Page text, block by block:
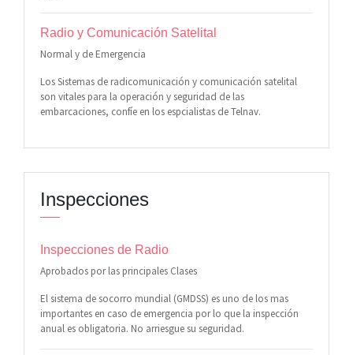
Radio y Comunicación Satelital
Normal y de Emergencia
Los Sistemas de radicomunicación y comunicación satelital
son vitales para la operación y seguridad de las
embarcaciones, confíe en los espcialistas de Telnav.
Inspecciones
Inspecciones de Radio
Aprobados por las principales Clases
El sistema de socorro mundial (GMDSS) es uno de los mas
importantes en caso de emergencia por lo que la inspección
anual es obligatoria. No arriesgue su seguridad.